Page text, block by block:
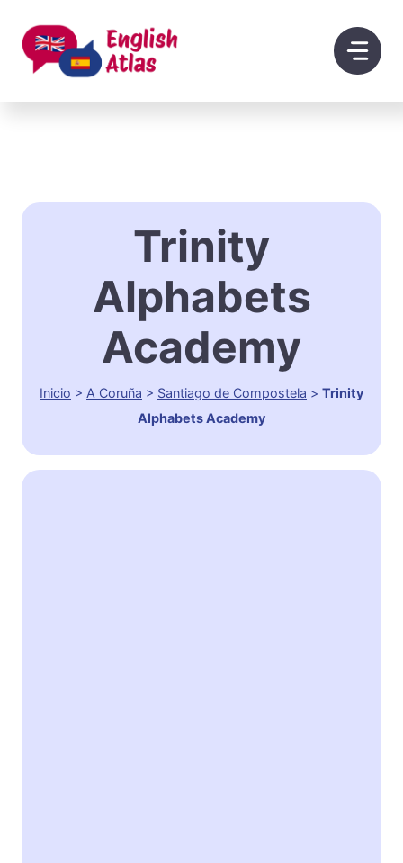
contenido
Trinity
Alphabets
Academy
Inicio > A Coruña > Santiago de Compostela > Trinity
Alphabets Academy